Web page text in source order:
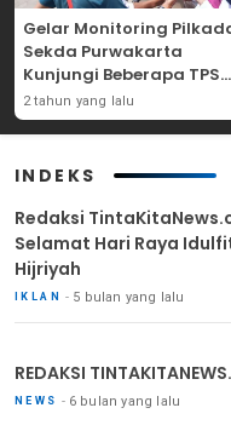
Gelar Monitoring
Sekda Purwakarta
Kunjungi Beberapa TPS
Yang Ada Di Purwakarta
2 tahun yang lalu
INDEKS
Redaksi
Selamat Hari Raya
Hijriyah
IKLAN 5 bulan yang lalu
REDAKSI
NEWS 6 bulan yang lalu